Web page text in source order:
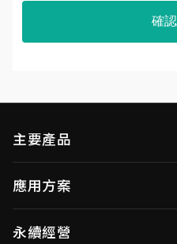
確
主要產品
視訊/影像控制器
應用方案
永續經營